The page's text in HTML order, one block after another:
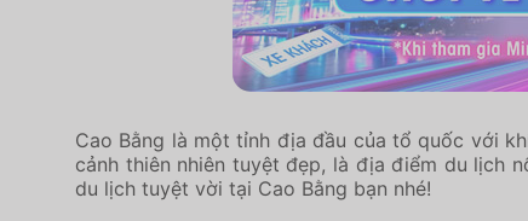
Cao Bằng là một tỉnh địa đầu của tổ quốc với
cảnh thiên nhiên tuyệt đẹp, là địa điểm du lịch
du lịch tuyệt vời tại Cao Bằng bạn nhé!